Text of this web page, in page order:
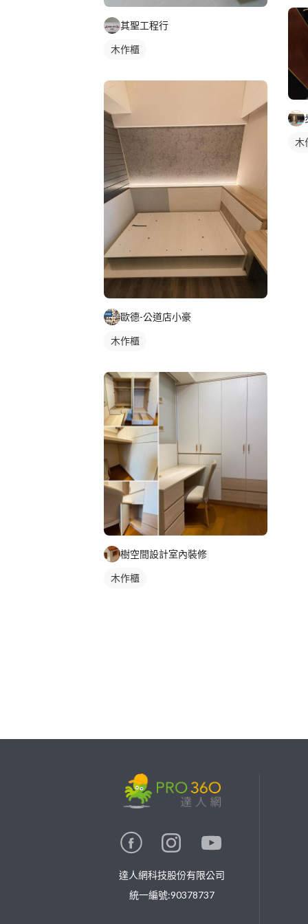
其聖工程行
木作櫃
歐德-公道店小豪
木作櫃
樹空間設計室內裝修
木作櫃
木
達人網科技股份有限公司
統一編號:90378737